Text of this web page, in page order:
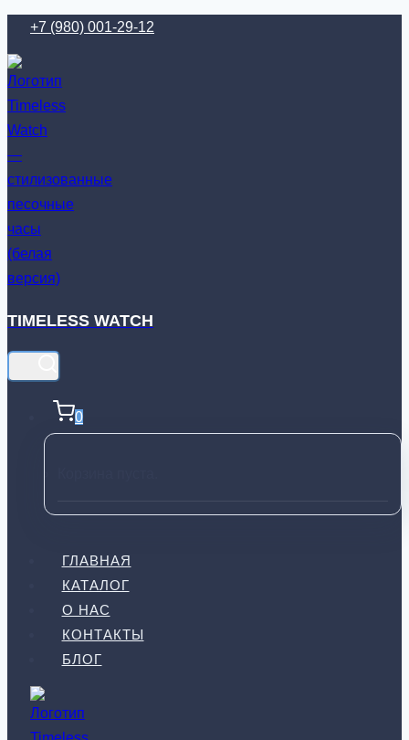
Перейти
к
содержимому
+7 (980) 001-29-12
TIMELESS WATCH
0
ГЛАВНАЯ
КАТАЛОГ
О НАС
КОНТАКТЫ
БЛОГ